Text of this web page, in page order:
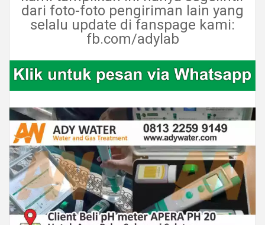
dari foto-foto pengiriman lain yang
selalu update di fanspage kami:
fb.com/adylab